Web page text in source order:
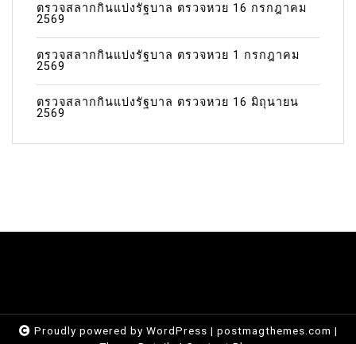
ตรวจสลากกินแบ่งรัฐบาล ตรวจหวย 16 กรกฎาคม
2569
ตรวจสลากกินแบ่งรัฐบาล ตรวจหวย 1 กรกฎาคม
2569
ตรวจสลากกินแบ่งรัฐบาล ตรวจหวย 16 มิถุนายน
2569
Proudly powered by WordPress | postmagthemes.com |